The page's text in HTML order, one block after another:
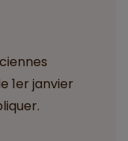
1er janvier